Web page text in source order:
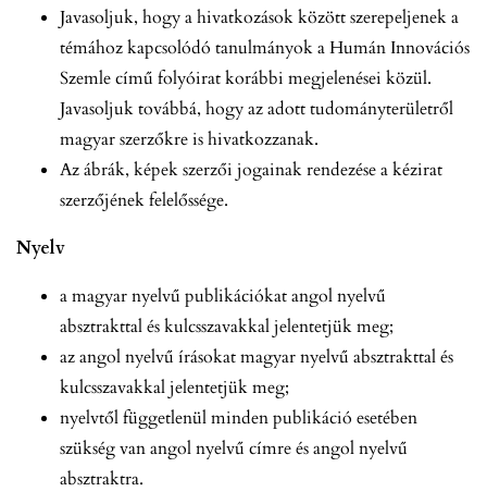
Javasoljuk, hogy a hivatkozások között szerepeljenek a
témához kapcsolódó tanulmányok a Humán Innovációs
Szemle című folyóirat korábbi megjelenései közül.
Javasoljuk továbbá, hogy az adott tudományterületről
magyar szerzőkre is hivatkozzanak.
Az ábrák, képek szerzői jogainak rendezése a kézirat
szerzőjének felelőssége.
Nyelv
a magyar nyelvű publikációkat angol nyelvű
absztrakttal és kulcsszavakkal jelentetjük meg;
az angol nyelvű írásokat magyar nyelvű absztrakttal és
kulcsszavakkal jelentetjük meg;
nyelvtől függetlenül minden publikáció esetében
szükség van angol nyelvű címre és angol nyelvű
absztraktra.